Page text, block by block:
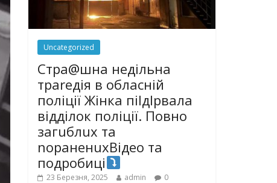
Uncategorized
Стра@шна недільна
траrедія в обласній
поліції Жінка піlдlрвала
відділок поліції. Повно
загuблuх та
nораненuхВідео та
подробиці
23 Березня, 2025 admin 0